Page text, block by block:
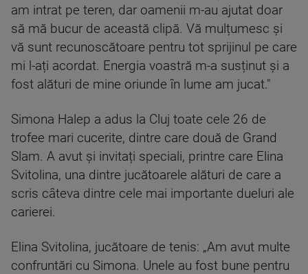
am intrat pe teren, dar oamenii m-au ajutat doar
să mă bucur de această clipă. Vă mulțumesc și
vă sunt recunoscătoare pentru tot sprijinul pe care
mi l-ați acordat. Energia voastră m-a susținut și a
fost alături de mine oriunde în lume am jucat."
Simona Halep a adus la Cluj toate cele 26 de
trofee mari cucerite, dintre care două de Grand
Slam. A avut și invitați speciali, printre care Elina
Svitolina, una dintre jucătoarele alături de care a
scris câteva dintre cele mai importante dueluri ale
carierei.
Elina Svitolina, jucătoare de tenis: „Am avut multe
confruntări cu Simona. Unele au fost bune pentru